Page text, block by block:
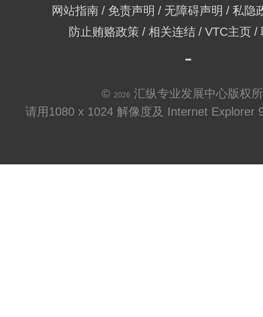
网站指南 免责声明 无障碍声明
私隐
防止贿赂政策
相关连结 VTC主页
© 2026 汇纵专业发展中心版权
请用1080 x 1024 解像度及 Internet Explorer